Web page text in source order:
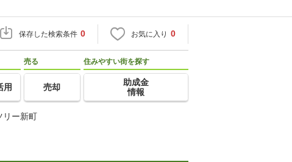
保存した検索条件 0 お気に入り 0
用
売る
売却
住みやすい街を探す
助成金
情報
リー新町